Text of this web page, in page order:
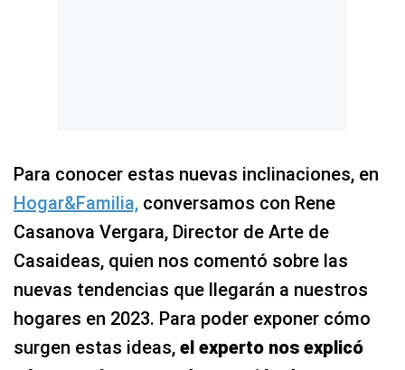
Para conocer estas nuevas inclinaciones, en
Hogar&Familia, conversamos con Rene
Casanova Vergara, Director de Arte de
Casaideas, quien nos comentó sobre las
nuevas tendencias que llegarán a nuestros
hogares en 2023. Para poder exponer cómo
surgen estas ideas, el experto nos explicó